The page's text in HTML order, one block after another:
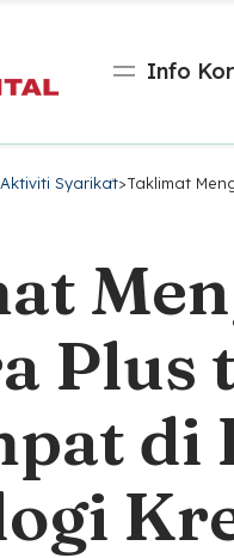
Info
Aktiviti Syarikat>Taklimat
Plus
di